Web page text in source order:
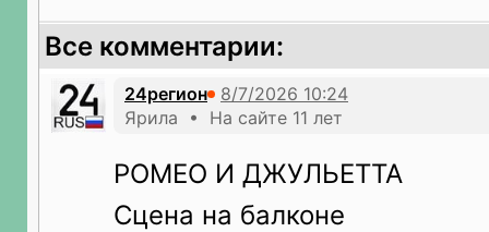
Все комментарии:
24регион
Ярила • На сайте 11 лет
РОМЕО И ДЖУЛЬЕТТА
Сцена на балконе